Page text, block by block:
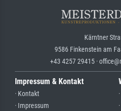
Kärntner
9586 Finkenstein am
+43 4257 29415 ·
Impressum & Kontakt
· Kontakt
· Impressum